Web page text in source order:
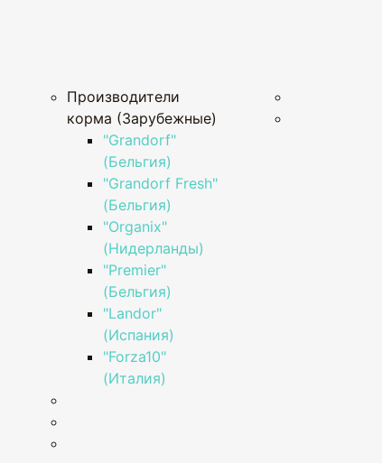
Производители
корма (Зарубежные)
"Grandorf"
(Бельгия)
"Grandorf Fresh"
(Бельгия)
"Organix"
(Нидерланды)
"Premier"
(Бельгия)
"Landor"
(Испания)
"Forza10"
(Италия)